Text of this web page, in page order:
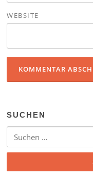
WEBSITE
SUCHEN
Suchen nach: